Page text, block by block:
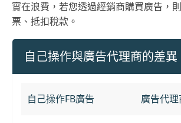
實在浪費，若您透過經銷商購買廣告，
票、抵扣稅款。
自己操作與廣告代理商的差異
自己操作FB廣告 廣告代